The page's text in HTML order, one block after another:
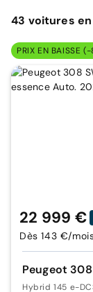
43 voitures
PRIX EN BAISSE
Peugeot
Hybrid 145 e-
22 999 €
Dès 143 €/